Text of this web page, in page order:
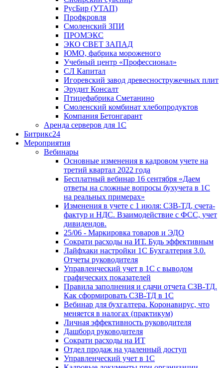
РусБир (УТАП)
Профкровля
Смоленский ЗПИ
ПРОМЭКС
ЭКО СВЕТ ЗАПАД
ЮМО, фабрика мороженого
Учебный центр «Профессионал»
СЛ Капитал
Игоревский завод древесностружечных плит
Эрудит Консалт
Птицефабрика Сметанино
Смоленский комбинат хлебопродуктов
Компания Бетонгарант
Аренда серверов для 1С
Битрикс24
Мероприятия
Вебинары
Основные изменения в кадровом учете на
третий квартал 2022 года
Бесплатный вебинар 16 сентября «Даем
ответы на сложные вопросы бухучета в 1С
на реальных примерах»
Изменения в учете с 1 июля: СЗВ-ТД, счета-
фактур и НДС. Взаимодействие с ФСС, учет
дивидендов.
25/06 - Маркировка товаров и ЭДО
Сократи расходы на ИТ. Будь эффективным
Лайфхаки настройки 1С Бухгалтерия 3.0.
Отчеты руководителя
Управленческий учет в 1С с выводом
графических показателей
Правила заполнения и сдачи отчета СЗВ-ТД.
Как сформировать СЗВ-ТД в 1С
Вебинар для бухгалтера. Коронавирус, что
меняется в налогах (практикум)
Личная эффективность руководителя
Дашборд руководителя
Сократи расходы на ИТ
Отдел продаж на удаленный доступ
Управленческий учет в 1С